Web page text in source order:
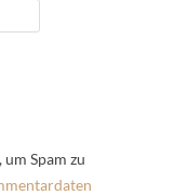
Spam zu